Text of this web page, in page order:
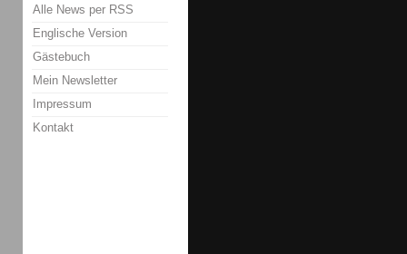
Alle News per RSS
Englische Version
Gästebuch
Mein Newsletter
Impressum
Kontakt